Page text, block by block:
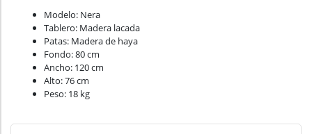
Modelo: Nera
Tablero: Madera lacada
Patas: Madera de haya
Fondo: 80 cm
Ancho: 120 cm
Alto: 76 cm
Peso: 18 kg